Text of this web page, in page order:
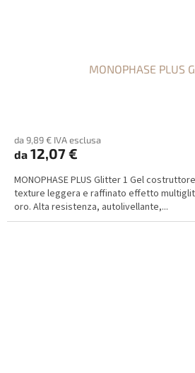
MONOPHASE PLUS
da 9,89 € IVA esclusa
da 12,07 €
MONOPHASE PLUS Glitter 1 Gel
texture leggera e raffinato effetto
oro. Alta resistenza, autolivellante,...